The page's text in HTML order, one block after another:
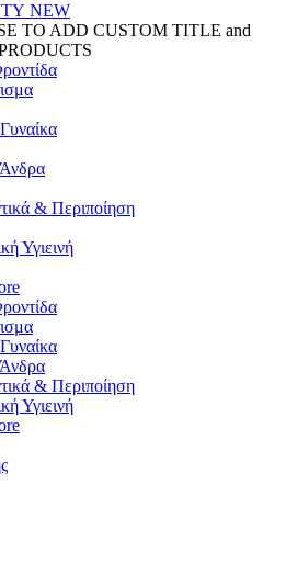
NEW
TO ADD CUSTOM TITLE and
Άνδρα
& Περιποίηση
Υγιεινή
Άνδρα
& Περιποίηση
Υγιεινή